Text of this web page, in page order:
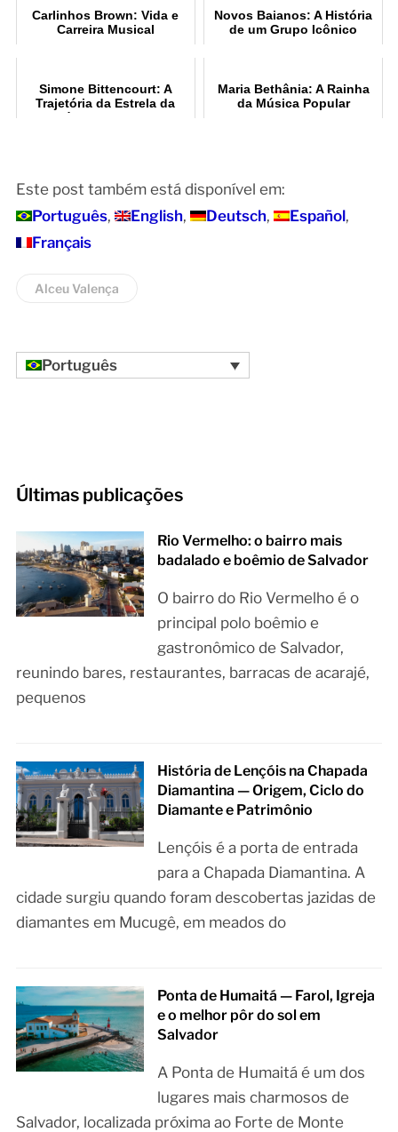
Carlinhos Brown: Vida e
Carreira Musical
Novos Baianos: A História
de um Grupo Icônico
Simone Bittencourt: A
Trajetória da Estrela da
Música Brasileira
Maria Bethânia: A Rainha
da Música Popular
Este post também está disponível em:
Português
English Deutsch
Español
Français
Alceu Valença
Português
Últimas publicações
Rio Vermelho: o bairro mais
badalado e boêmio de Salvador
O bairro do Rio Vermelho é o
principal polo boêmio e
gastronômico de Salvador,
reunindo bares, restaurantes, barracas de acarajé,
pequenos
História de Lençóis na Chapada
Diamantina — Origem, Ciclo do
Diamante e Patrimônio
Lençóis é a porta de entrada
para a Chapada Diamantina. A
cidade surgiu quando foram descobertas jazidas de
diamantes em Mucugê, em meados do
Ponta de Humaitá — Farol, Igreja
e o melhor pôr do sol em
Salvador
A Ponta de Humaitá é um dos
lugares mais charmosos de
Salvador, localizada próxima ao Forte de Monte